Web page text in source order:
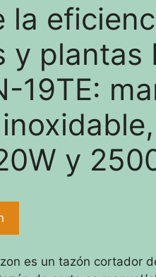
la
y plantas
19TE:
y
es un tazón cortador